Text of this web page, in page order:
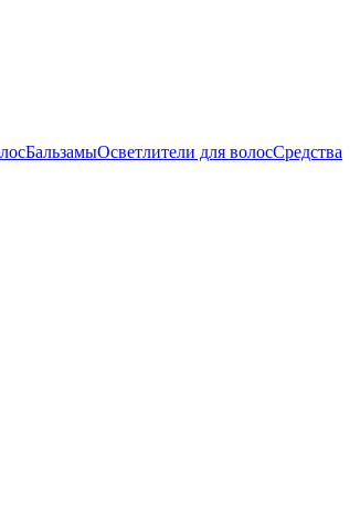
БальзамыОсветлители для волосСредства